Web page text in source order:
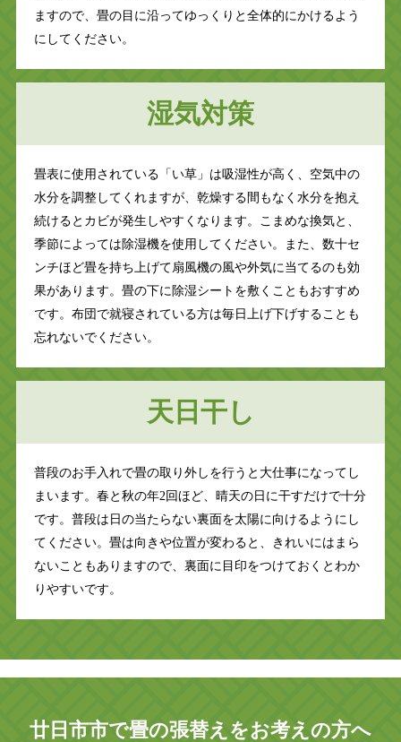
ますので、畳の目に沿ってゆっくりと全体的にかけるよう
にしてください。
湿気対策
畳表に使用されている「い草」は吸湿性が高く、空気中の
水分を調整してくれますが、乾燥する間もなく水分を抱え
続けるとカビが発生しやすくなります。こまめな換気と、
季節によっては除湿機を使用してください。また、数十セ
ンチほど畳を持ち上げて扇風機の風や外気に当てるのも効
果があります。畳の下に除湿シートを敷くこともおすすめ
です。布団で就寝されている方は毎日上げ下げすることも
忘れないでください。
天日干し
普段のお手入れで畳の取り外しを行うと大仕事になってし
まいます。春と秋の年2回ほど、晴天の日に干すだけで十分
です。普段は日の当たらない裏面を太陽に向けるようにし
てください。畳は向きや位置が変わると、きれいにはまら
ないこともありますので、裏面に目印をつけておくとわか
りやすいです。
廿日市市で畳の張替えをお考えの方へ